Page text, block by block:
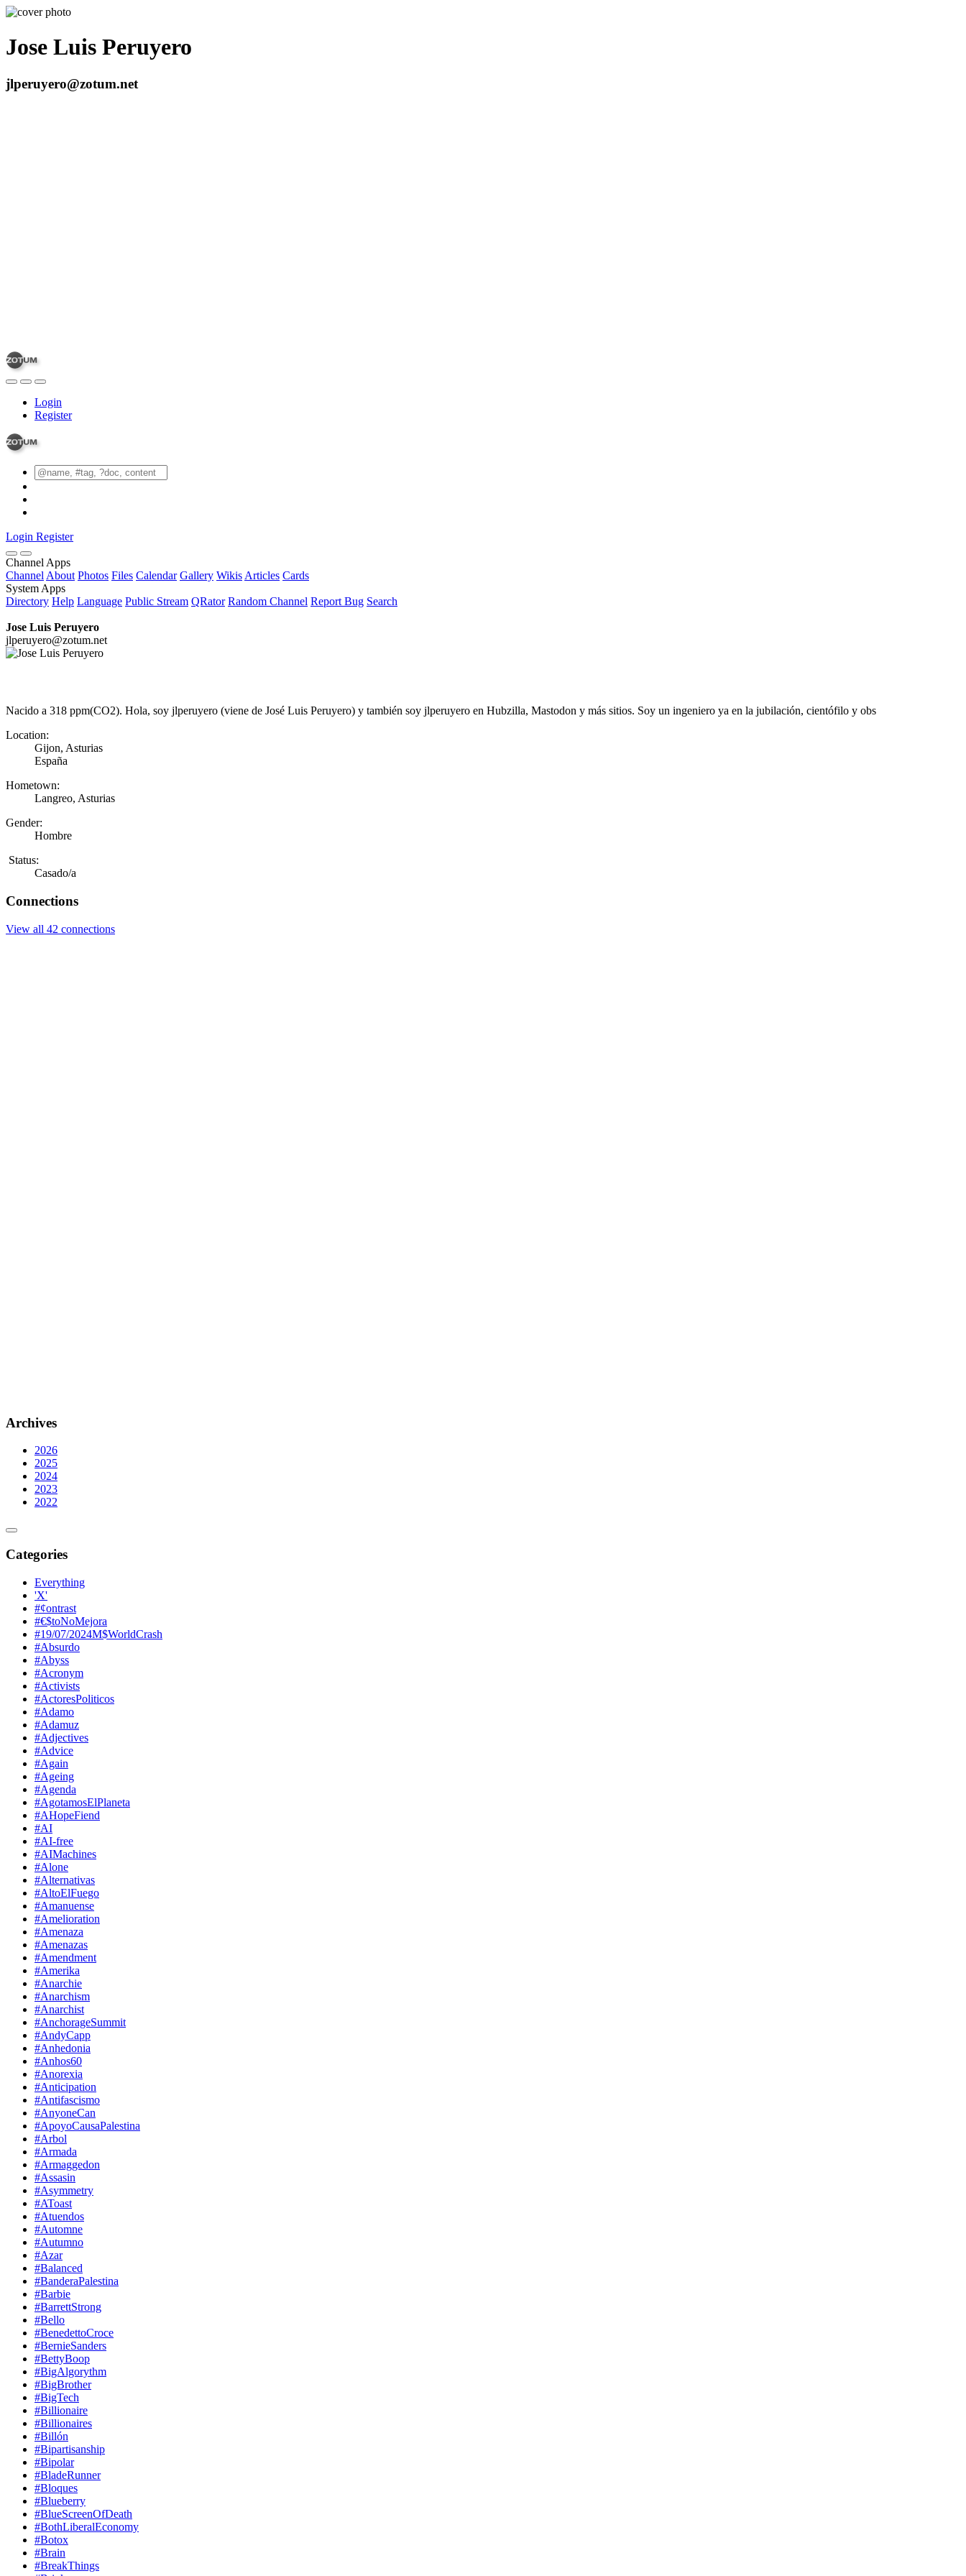
Jose Luis Peruyero
jlperuyero@zotum.net
Login
Register
Login Register
Channel Apps
Channel About Photos Files Calendar Gallery Wikis Articles Cards
System Apps
Directory Help Language Public Stream QRator Random Channel Report Bug Search
Jose Luis Peruyero
jlperuyero@zotum.net
Nacido a 318 ppm(CO2). Hola, soy jlperuyero (viene de José Luis Peruyero) y también soy jlperuyero en Hubzilla, Mastodon y más sitios. Soy un ingeniero ya en la jubilación, cientófilo y obs
Location:
Gijon, Asturias
España
Hometown:
Langreo, Asturias
Gender:
Hombre
Status:
Casado/a
Connections
View all 42 connections
Archives
2026
2025
2024
2023
2022
Categories
Everything
'X'
#¢ontrast
#€$toNoMejora
#19/07/2024M$WorldCrash
#Absurdo
#Abyss
#Acronym
#Activists
#ActoresPoliticos
#Adamo
#Adamuz
#Adjectives
#Advice
#Again
#Ageing
#Agenda
#AgotamosElPlaneta
#AHopeFiend
#AI
#AI-free
#AIMachines
#Alone
#Alternativas
#AltoElFuego
#Amanuense
#Amelioration
#Amenaza
#Amenazas
#Amendment
#Amerika
#Anarchie
#Anarchism
#Anarchist
#AnchorageSummit
#AndyCapp
#Anhedonia
#Anhos60
#Anorexia
#Anticipation
#Antifascismo
#AnyoneCan
#ApoyoCausaPalestina
#Arbol
#Armada
#Armaggedon
#Assasin
#Asymmetry
#AToast
#Atuendos
#Automne
#Autumno
#Azar
#Balanced
#BanderaPalestina
#Barbie
#BarrettStrong
#Bello
#BenedettoCroce
#BernieSanders
#BettyBoop
#BigAlgorythm
#BigBrother
#BigTech
#Billionaire
#Billionaires
#Billón
#Bipartisanship
#Bipolar
#BladeRunner
#Bloques
#Blueberry
#BlueScreenOfDeath
#BothLiberalEconomy
#Botox
#Brain
#BreakThings